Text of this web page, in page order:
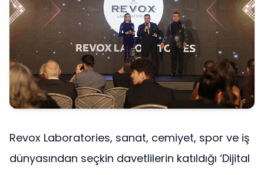
Revox Laboratories, sanat, cemiyet, spor ve iş
dünyasından seçkin davetlilerin katıldığı ‘Dijital